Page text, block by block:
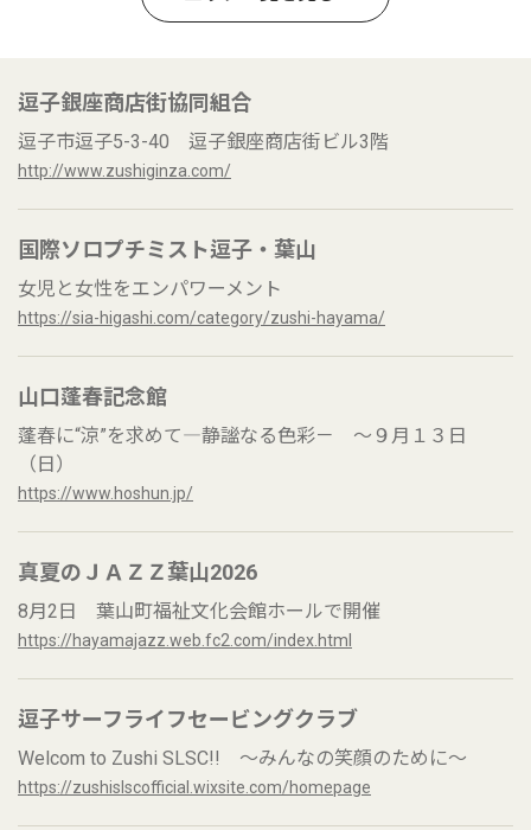
逗子銀座商店街協同組合
逗子市逗子5-3-40 逗子銀座商店街ビル3階
http://www.zushiginza.com/
国際ソロプチミスト逗子・葉山
女児と女性をエンパワーメント
https://sia-higashi.com/category/zushi-hayama/
山口蓬春記念館
蓬春に“涼”を求めて―静謐なる色彩－ ～９月１３日
（日）
https://www.hoshun.jp/
真夏のＪＡＺＺ葉山2026
8月2日 葉山町福祉文化会館ホールで開催
https://hayamajazz.web.fc2.com/index.html
逗子サーフライフセービングクラブ
Welcom to Zushi SLSC!! ～みんなの笑顔のために～
https://zushislscofficial.wixsite.com/homepage